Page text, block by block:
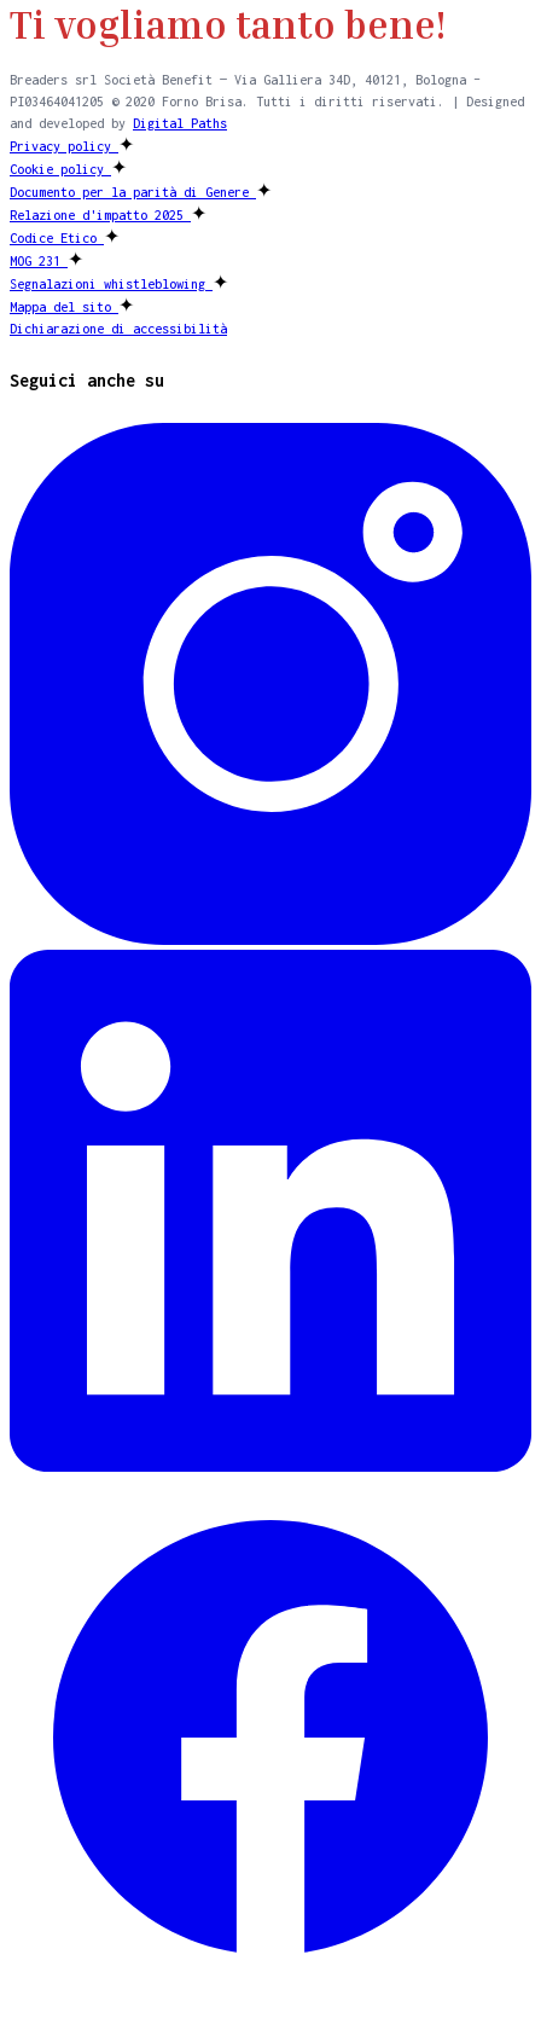
Ti vogliamo tanto bene!
Breaders srl Società Benefit — Via Galliera 34D, 40121, Bologna –
PI03464041205 © 2020 Forno Brisa. Tutti i diritti riservati. | Designed
and developed by Digital Paths
Privacy policy ✦
Cookie policy ✦
Documento per la parità di Genere ✦
Relazione d'impatto 2025 ✦
Codice Etico ✦
MOG 231 ✦
Segnalazioni whistleblowing ✦
Mappa del sito ✦
Dichiarazione di accessibilità
Seguici anche su